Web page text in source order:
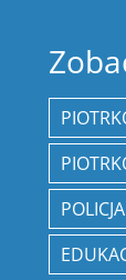
POLICJA